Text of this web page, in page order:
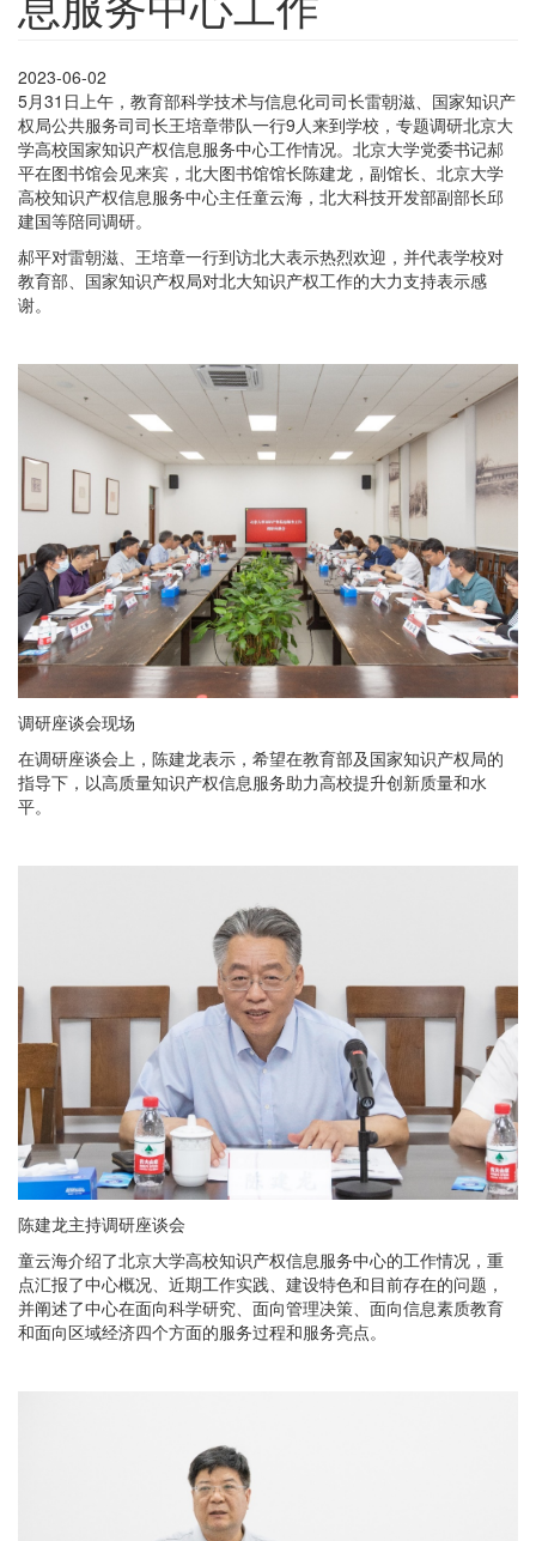
2023-06-02
5月31日上午，教育部科学技术与信息化司司长雷朝滋、国家知识产
权局公共服务司司长王培章带队一行9人来到学校，专题调研北京大
学高校国家知识产权信息服务中心工作情况。北京大学党委书记郝
平在图书馆会见来宾，北大图书馆馆长陈建龙，副馆长、北京大学
高校知识产权信息服务中心主任童云海，北大科技开发部副部长邱
建国等陪同调研。
郝平对雷朝滋、王培章一行到访北大表示热烈欢迎，并代表学校对
教育部、国家知识产权局对北大知识产权工作的大力支持表示感
谢。
调研座谈会现场
在调研座谈会上，陈建龙表示，希望在教育部及国家知识产权局的
指导下，以高质量知识产权信息服务助力高校提升创新质量和水
平。
陈建龙主持调研座谈会
童云海介绍了北京大学高校知识产权信息服务中心的工作情况，重
点汇报了中心概况、近期工作实践、建设特色和目前存在的问题，
并阐述了中心在面向科学研究、面向管理决策、面向信息素质教育
和面向区域经济四个方面的服务过程和服务亮点。